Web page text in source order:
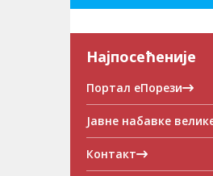
Најпосећеније
Портал еПорези
Јавне набавке
Контакт